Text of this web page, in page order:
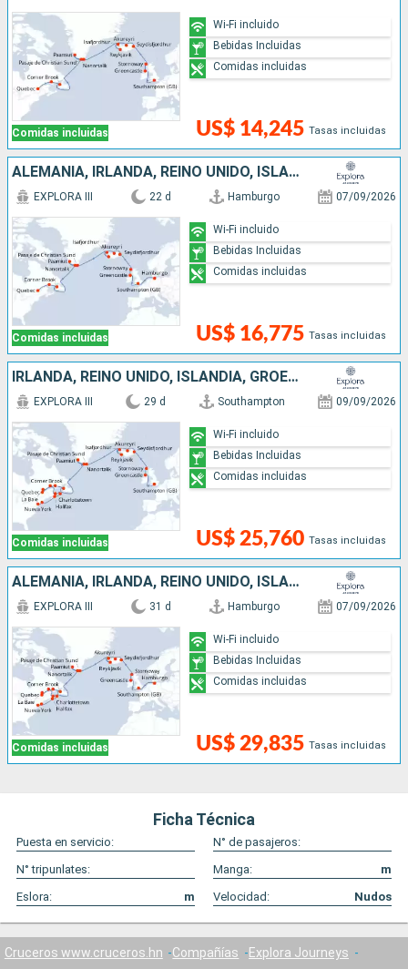
Comidas incluidas US$ 14,245 Tasas incluidas
Wi-Fi incluido
Bebidas Incluidas
Comidas incluidas
ALEMANIA, IRLANDA, REINO UNIDO, ISLANDIA, GROENLANDIA, CANADÁ
Comidas incluidas
EXPLORA III 22 d Hamburgo 07/09/2026
US$ 16,775 Tasas incluidas
Wi-Fi incluido
Bebidas Incluidas
Comidas incluidas
IRLANDA, REINO UNIDO, ISLANDIA, GROENLANDIA, CANADÁ, ESTADOS UNIDOS
Comidas incluidas
EXPLORA III 29 d Southampton 09/09/2026
US$ 25,760 Tasas incluidas
Wi-Fi incluido
Bebidas Incluidas
Comidas incluidas
ALEMANIA, IRLANDA, REINO UNIDO, ISLANDIA, GROENLANDIA, CANADÁ, ESTADOS UNIDOS
Comidas incluidas
EXPLORA III 31 d Hamburgo 07/09/2026
US$ 29,835 Tasas incluidas
Wi-Fi incluido
Bebidas Incluidas
Comidas incluidas
Ficha Técnica
Puesta en servicio:
N° de pasajeros:
N° tripunlates:
Manga:
m
Eslora:
m Velocidad: Nudos
Cruceros www.cruceros.hn Compañías
Explora Journeys